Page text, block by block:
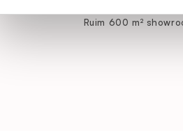
We gebruiken cookies om
websiteverkeer te analyseren.
Ruim 600 m²